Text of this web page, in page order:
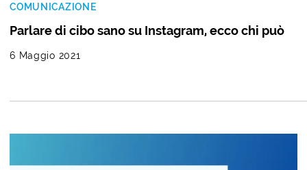
COMUNICAZIONE
Parlare di cibo sano su Instagram, ecco chi può
6 Maggio 2021